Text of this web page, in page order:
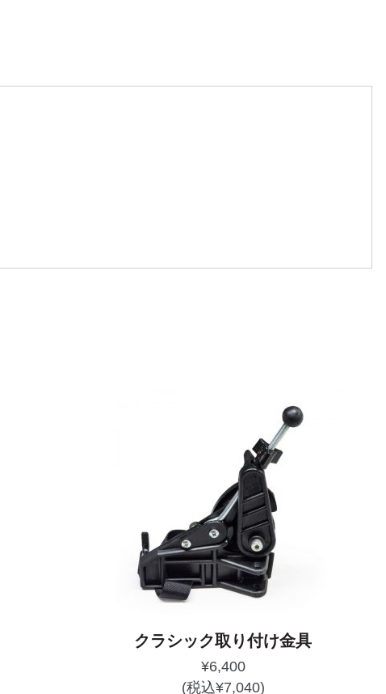
クラシック取り付け金具
¥6,400
(税込¥7,040)